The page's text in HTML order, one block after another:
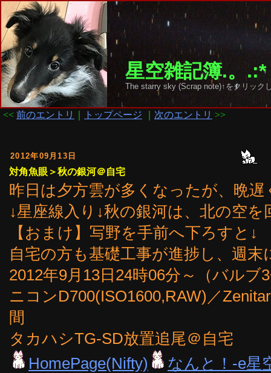
星空雑記簿.。
The starry sky (Scrap note)↑をクリック
<< 前のエントリ トップページ 次のエントリ >>
2012年09月13日
対角魚眼＞秋の銀河＠自宅
昨日は夕方雲が多くなったが、晩
↓星座線入り↓秋の銀河は、北の空を
【おまけ】写野を手前へ下ろすと↓
自宅の方も基礎工事が進捗し、週
2012年9月13日24時06分～（バルブ
ニコンD700(ISO1600,RAW)／
間
タカハシTG-SD放置追尾＠自宅
HomePage(Nifty)
なんと！-e星